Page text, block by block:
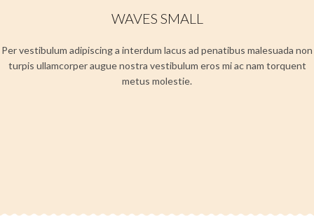
WAVES SMALL
Per vestibulum adipiscing a interdum lacus ad penatibus malesuada non
turpis ullamcorper augue nostra vestibulum eros mi ac nam torquent
metus molestie.